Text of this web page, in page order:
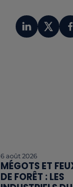
6 août 2026
MÉGOTS ET
DE FORÊT : LES